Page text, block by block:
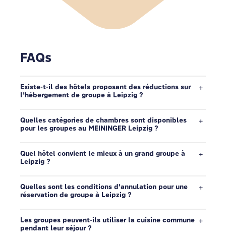
FAQs
Existe-t-il des hôtels proposant des réductions sur
l'hébergement de groupe à Leipzig ?
Quelles catégories de chambres sont disponibles
pour les groupes au MEININGER Leipzig ?
Quel hôtel convient le mieux à un grand groupe à
Leipzig ?
Quelles sont les conditions d'annulation pour une
réservation de groupe à Leipzig ?
Les groupes peuvent-ils utiliser la cuisine commune
pendant leur séjour ?